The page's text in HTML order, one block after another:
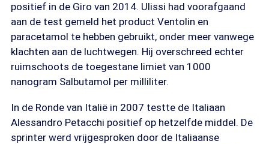
positief in de Giro van 2014. Ulissi had voorafgaand
aan de test gemeld het product Ventolin en
paracetamol te hebben gebruikt, onder meer vanwege
klachten aan de luchtwegen. Hij overschreed echter
ruimschoots de toegestane limiet van 1000
nanogram Salbutamol per milliliter.
In de Ronde van Italië in 2007 testte de Italiaan
Alessandro Petacchi positief op hetzelfde middel. De
sprinter werd vrijgesproken door de Italiaanse